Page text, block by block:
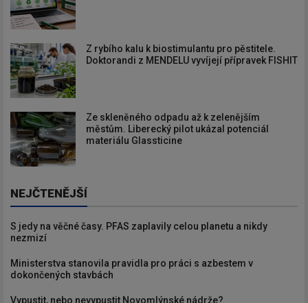
Z rybího kalu k biostimulantu pro pěstitele.
Doktorandi z MENDELU vyvíjejí přípravek FISHIT
Ze skleněného odpadu až k zelenějším
městům. Liberecký pilot ukázal potenciál
materiálu Glassticine
NEJČTENĚJŠÍ
S jedy na věčné časy. PFAS zaplavily celou planetu a nikdy
nezmizí
Ministerstva stanovila pravidla pro práci s azbestem v
dokončených stavbách
Vypustit, nebo nevypustit Novomlýnské nádrže?